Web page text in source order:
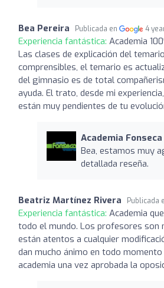
Bea Pereira Publicada en 4
Experiencia fantástica: Academia
Las clases de explicación del
comprensibles, el temario es
del gimnasio es de total
ayuda. El trato, desde mi
están muy pendientes de tu
Academia Fonseca
Bea, estamos muy
detallada reseña.
Beatriz Martínez Rivera Publicada
Experiencia fantástica: Academia
todo el mundo. Los profesores son
están atentos a cualquier
dan mucho ánimo en todo
academia una vez aprobada la